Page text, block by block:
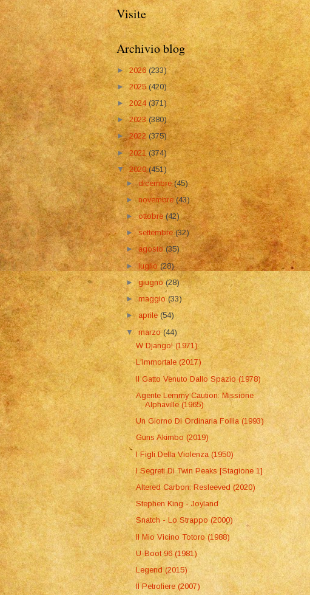
Visite
Archivio blog
► 2026(233)
►2025(420)
►2024 (371)
►2023(380)
►2022 (375)
►2021(374)
▼2020(451)
►dicembre(45)
►novembre(43)
►ottobre(42)
►settembre(32)
►agosto(35)
►luglio(28)
►giugno(28)
►maggio(33)
►aprile(54)
▼marzo(44)
W Django! (1971)
L'Immortale (2017)
Il Gatto Venuto Dallo Spazio (1978)
Agente Lemmy Caution: Missione
Alphaville (1965)
Un Giorno Di Ordinaria Follia (1993)
Guns Akimbo (2019)
I Figli Della Violenza (1950)
I Segreti Di Twin Peaks [Stagione 1]
Altered Carbon: Resleeved (2020)
Stephen King - Joyland
Snatch - Lo Strappo (2000)
Il Mio Vicino Totoro (1988)
U-Boot 96 (1981)
Legend (2015)
Il Petroliere (2007)